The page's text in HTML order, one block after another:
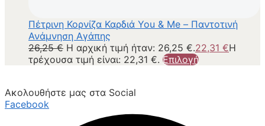
Πέτρινη Κορνίζα Καρδιά You & Me – Παντοτινή
Ανάμνηση Αγάπης
26,25€ Η αρχική τιμή ήταν: 26,25 €.22,31 €Η
τρέχουσα τιμή είναι: 22,31 €. Επιλογή
Ακολουθήστε μας στα Social
Facebook